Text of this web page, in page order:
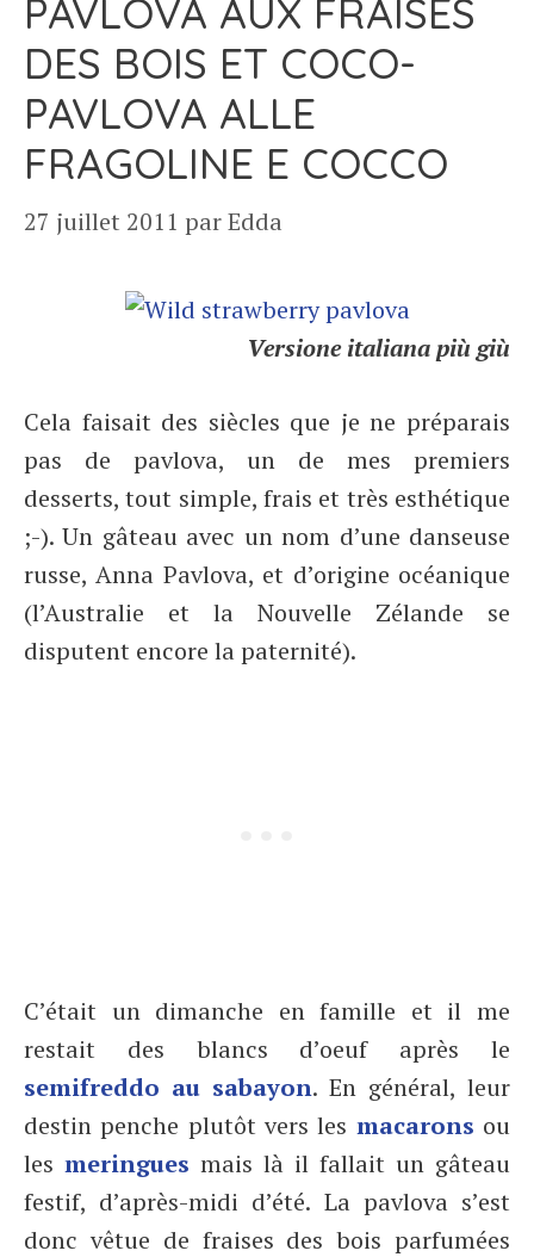
PAVLOVA AUX FRAISES
DES BOIS ET COCO-
PAVLOVA ALLE
FRAGOLINE E COCCO
27 juillet 2011 parEdda
Versione italiana più giù
Cela faisait des siècles que je ne préparais
pas de pavlova, un de mes premiers
desserts, tout simple, frais et très esthétique
;-). Un gâteau avec un nom d’une danseuse
russe, Anna Pavlova, et d’origine océanique
(l’Australie et la Nouvelle Zélande se
disputent encore la paternité).
C’était un dimanche en famille et il me
restait des blancs d’oeuf après le
semifreddo au sabayon. En général, leur
destin penche plutôt vers les macarons ou
les meringues mais là il fallait un gâteau
festif, d’après-midi d’été. La pavlova s’est
donc vêtue de fraises des bois parfumées